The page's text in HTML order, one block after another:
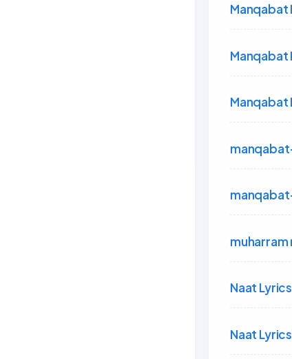
Manqabat
Manqabat
Manqabat
muharram
Naat Lyrics
Naat